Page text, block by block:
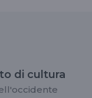
di cultura